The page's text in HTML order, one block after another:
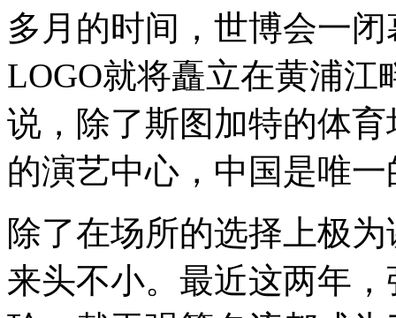
多月的时间，世博会一
LOGO就将矗立在黄浦
说，除了斯图加特的体
的演艺中心，中国是唯
除了在场所的选择上极
来头不小。最近这两年